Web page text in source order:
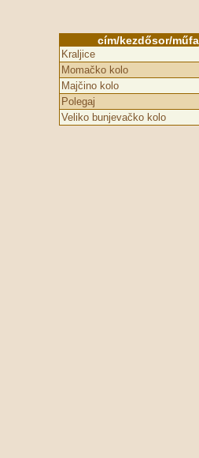
cím/kezdősor/
Kraljice
Momačko kolo
Majčino kolo
Polegaj
Veliko bunjevačko kolo